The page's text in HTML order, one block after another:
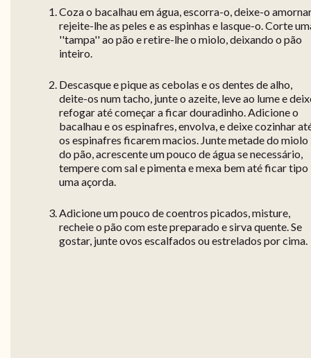
Coza o bacalhau em água, escorra-o, deixe-o
rejeite-lhe as peles e as espinhas e lasque-o. Corte
''tampa'' ao pão e retire-lhe o miolo, deixando o pão
inteiro.
Descasque e pique as cebolas e os dentes de alho,
deite-os num tacho, junte o azeite, leve ao lume e
refogar até começar a ficar douradinho. Adicione o
bacalhau e os espinafres, envolva, e deixe cozinhar
os espinafres ficarem macios. Junte metade do miolo
do pão, acrescente um pouco de água se necessário,
tempere com sal e pimenta e mexa bem até ficar tipo
uma açorda.
Adicione um pouco de coentros picados, misture,
recheie o pão com este preparado e sirva quente. Se
gostar, junte ovos escalfados ou estrelados por cima.